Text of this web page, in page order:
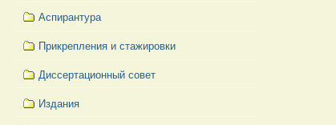
Аспирантура
Прикрепления и стажировки
Диссертационный совет
Издания